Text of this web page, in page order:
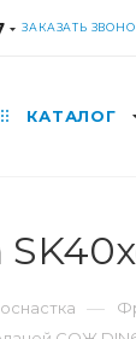
ЗАКАЗАТЬ
КАТАЛОГ
—